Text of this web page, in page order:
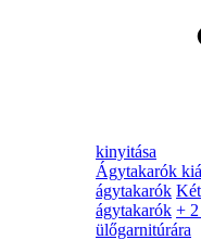
kinyitása
Ágytakarók
ágytakarók
ágytakarók +
ülőgarnitúrára